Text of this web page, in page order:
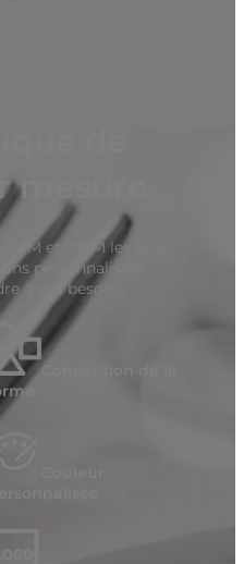
mesure
et ODM les plus
personnalisées
à vos besoins.
Conception de la